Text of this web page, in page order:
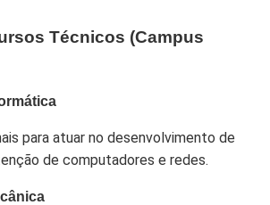
Técnicos (Campus
para atuar no desenvolvimento de
de computadores e redes.